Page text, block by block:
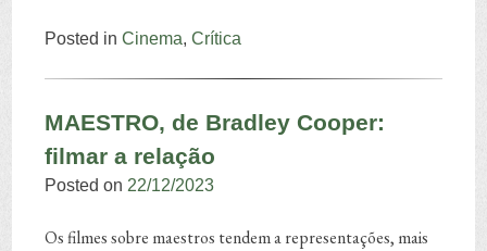
Posted inCinema,Crítica
MAESTRO, de Bradley Cooper:
filmar a relação
Posted on 22/12/2023
Os filmes sobre maestros tendem a representações, mais